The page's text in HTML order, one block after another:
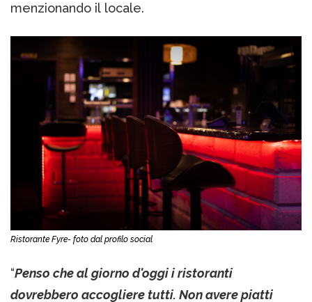
menzionando il locale.
Ristorante Fyre- foto dal profilo social
“Penso che al giorno d'oggi i ristoranti
dovrebbero accogliere tutti. Non avere piatti